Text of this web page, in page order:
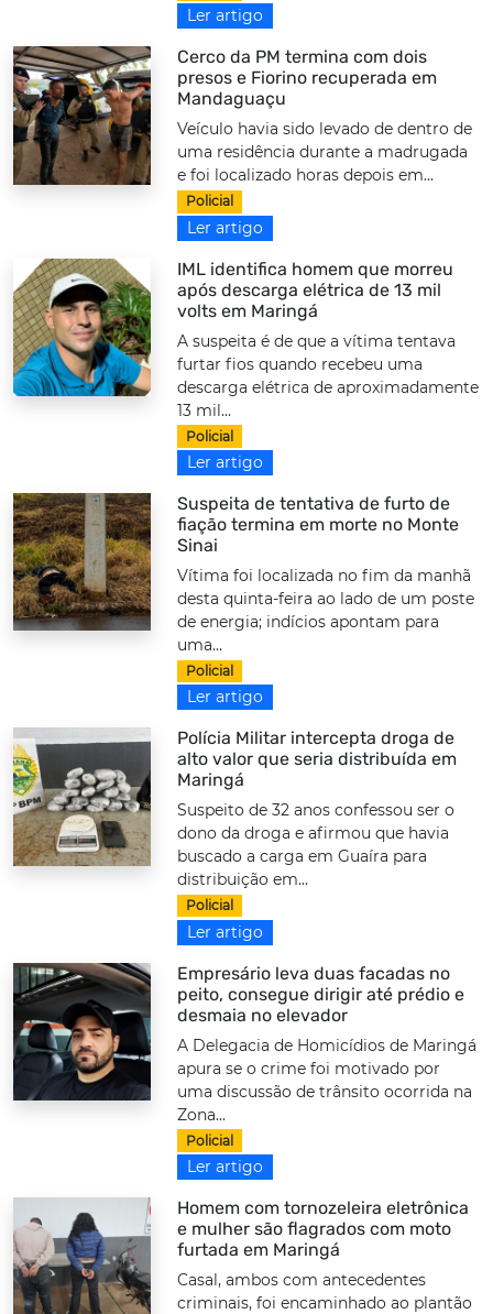
Ler artigo
Cerco da PM termina com dois
presos e Fiorino recuperada em
Mandaguaçu
Veículo havia sido levado de dentro de
uma residência durante a madrugada
e foi localizado horas depois em...
Policial
Ler artigo
IML identifica homem que morreu
após descarga elétrica de 13 mil
volts em Maringá
A suspeita é de que a vítima tentava
furtar fios quando recebeu uma
descarga elétrica de aproximadamente
13 mil...
Policial
Ler artigo
Suspeita de tentativa de furto de
fiação termina em morte no Monte
Sinai
Vítima foi localizada no fim da manhã
desta quinta-feira ao lado de um poste
de energia; indícios apontam para
uma...
Policial
Ler artigo
Polícia Militar intercepta droga de
alto valor que seria distribuída em
Maringá
Suspeito de 32 anos confessou ser o
dono da droga e afirmou que havia
buscado a carga em Guaíra para
distribuição em...
Policial
Ler artigo
Empresário leva duas facadas no
peito, consegue dirigir até prédio e
desmaia no elevador
A Delegacia de Homicídios de Maringá
apura se o crime foi motivado por
uma discussão de trânsito ocorrida na
Zona...
Policial
Ler artigo
Homem com tornozeleira eletrônica
e mulher são flagrados com moto
furtada em Maringá
Casal, ambos com antecedentes
criminais, foi encaminhado ao plantão